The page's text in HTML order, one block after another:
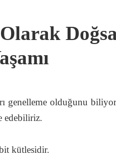
genelleme olduğunu
edebiliriz.
kütlesidir.